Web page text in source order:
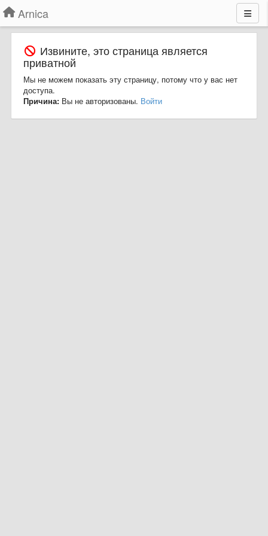
Arnica
Извините, это страница является
приватной
Мы не можем показать эту страницу, потому что у вас нет
доступа.
Причина: Вы не авторизованы. Войти